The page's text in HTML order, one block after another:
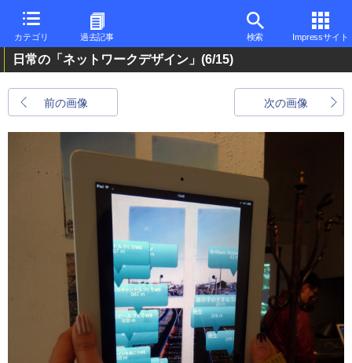
カテゴリ 過去記事 検索 Impressサイト
日常の「ネットワークデザイン」 (6/15)
前の画像 次の画像